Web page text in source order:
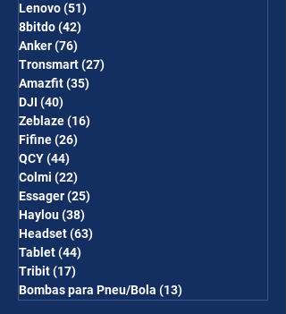
Lenovo(51)
8bitdo(42)
Anker(76)
Tronsmart(27)
Amazfit(35)
DJI (40)
Zeblaze(16)
Fifine(26)
QCY(44)
Colmi (22)
Essager(25)
Haylou(38)
Headset(63)
Tablet(44)
Tribit(17)
Bombas para Pneu/Bola (13)